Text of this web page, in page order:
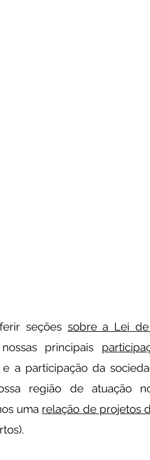
seções sobre a Lei
principais
e a participação da
região de atuação
uma relação de projetos